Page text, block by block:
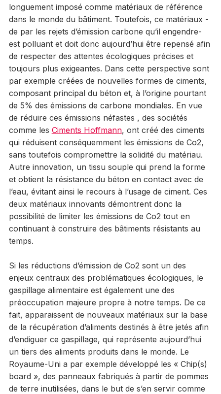
longuement imposé comme matériaux de référence
dans le monde du bâtiment. Toutefois, ce matériaux -
de par les rejets d’émission carbone qu’il engendre-
est polluant et doit donc aujourd’hui être repensé afin
de respecter des attentes écologiques précises et
toujours plus exigeantes. Dans cette perspective sont
par exemple créées de nouvelles formes de ciments,
composant principal du béton et, à l’origine pourtant
de 5% des émissions de carbone mondiales. En vue
de réduire ces émissions néfastes , des sociétés
comme les Ciments Hoffmann, ont créé des ciments
qui réduisent conséquemment les émissions de Co2,
sans toutefois compromettre la solidité du matériau.
Autre innovation, un tissu souple qui prend la forme
et obtient la résistance du béton en contact avec de
l’eau, évitant ainsi le recours à l’usage de ciment. Ces
deux matériaux innovants démontrent donc la
possibilité de limiter les émissions de Co2 tout en
continuant à construire des bâtiments résistants au
temps.
Si les réductions d’émission de Co2 sont un des
enjeux centraux des problématiques écologiques, le
gaspillage alimentaire est également une des
préoccupation majeure propre à notre temps. De ce
fait, apparaissent de nouveaux matériaux sur la base
de la récupération d’aliments destinés à être jetés afin
d’endiguer ce gaspillage, qui représente aujourd’hui
un tiers des aliments produits dans le monde. Le
Royaume-Uni a par exemple développé les « Chip(s)
board », des panneaux fabriqués à partir de pommes
de terre inutilisées, dans le but de s’en servir comme